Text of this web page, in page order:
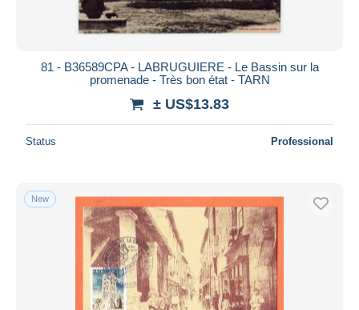
81 - B36589CPA - LABRUGUIERE - Le Bassin sur la
promenade - Très bon état - TARN
± US$13.83
Status Professional
New